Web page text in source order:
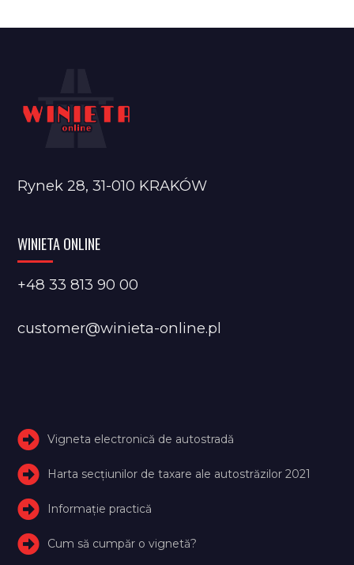
Rynek 28, 31-010 KRAKÓW
WINIETA ONLINE
+48 33 813 90 00
customer@winieta-online.pl
Vigneta electronică de autostradă
Harta secțiunilor de taxare ale autostrăzilor 2021
Informație practică
Cum să cumpăr o vignetă?